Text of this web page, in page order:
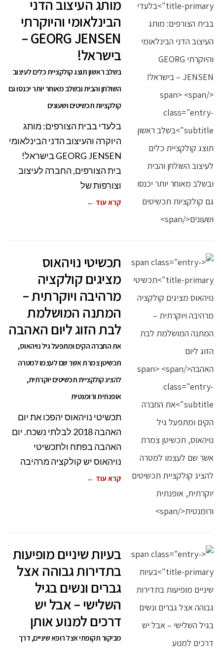
מותג העיצוב הדני
הבינלאומי והיוקרתי
GEORG JENSEN –
בישראל!
בשלב ראשון תוצג קולקציית כלים לעיצוב
השולחן והבית ובשלב מאוחר יותר יכנסו גם
קולקציות תכשיטים ושעונים
בלעדי בבית הצורפים: מותג
היוקרה והעיצוב הדני הבינלאומי
GEORG JENSEN בישראל!
בית הצורפים, החברה לעיצוב
וצורפות של
קרא עוד ←
תכשיטי נויהאוס
מציגים קולקציה
מרהיבה ויוקרתית –
המתנה המושלמת
לבת הזוג ליום האהבה
את החברה הקים ומתפעל גיל נויהאוס,
תכשיטן צמרת אשר שם לעצמו למטרה
להציג קולקציית תכשיטים יוקרתית,
אופנתית ורומנטית
תכשיטי נויהאוס יהפכו את יום
האהבה 2018 לבלתי נשכח. יום
האהבה בפתח ולתכשיטי
נויהאוס יש קולקציה מרהיבה
קרא עוד ←
בעיות שיניים מופיעות
בתדירות גבוהה אצל
גברים ונשים בגיל
השלישי – אבל יש
דרכים למנוע אותן
מביקור תקופתי אצל רופא שיניים, דרך